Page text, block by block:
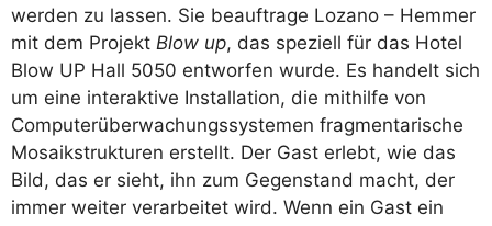
werden zu lassen. Sie beauftrage Lozano – Hemmer
mit dem Projekt Blow up, das speziell für das Hotel
Blow UP Hall 5050 entworfen wurde. Es handelt sich
um eine interaktive Installation, die mithilfe von
Computerüberwachungssystemen fragmentarische
Mosaikstrukturen erstellt. Der Gast erlebt, wie das
Bild, das er sieht, ihn zum Gegenstand macht, der
immer weiter verarbeitet wird. Wenn ein Gast ein